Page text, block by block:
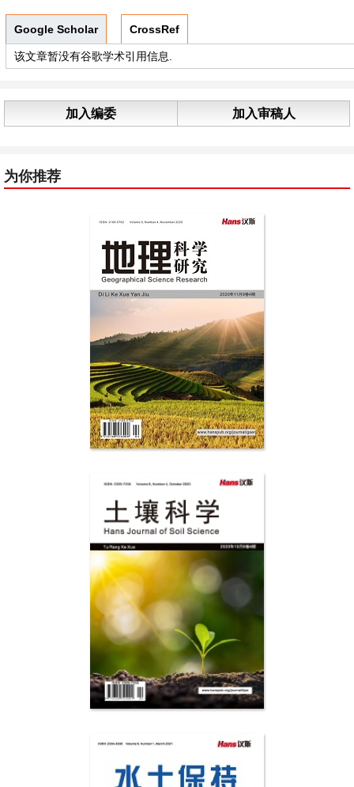
Google Scholar CrossRef
该文章暂没有谷歌学术引用信息.
加入编委 加入审稿人
为你推荐